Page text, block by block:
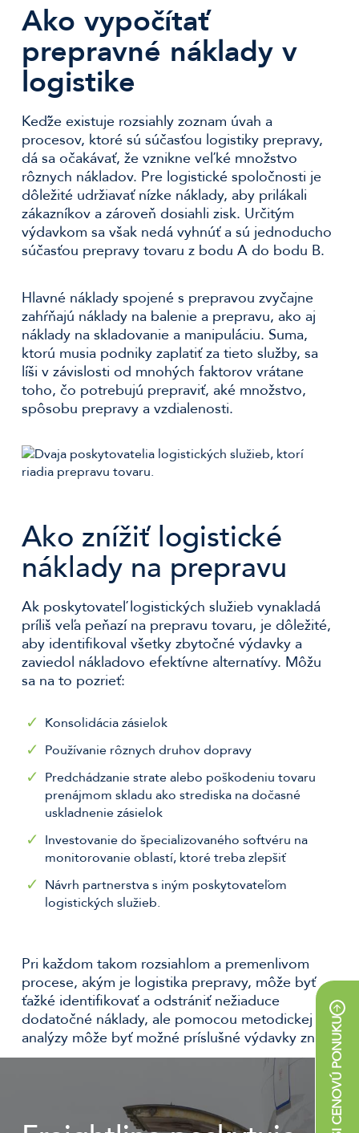
Ako vypočítať
prepravné náklady v
logistike
Keďže existuje rozsiahly zoznam úvah a
procesov, ktoré sú súčasťou logistiky prepravy,
dá sa očakávať, že vznikne veľké množstvo
rôznych nákladov. Pre logistické spoločnosti je
dôležité udržiavať nízke náklady, aby prilákali
zákazníkov a zároveň dosiahli zisk. Určitým
výdavkom sa však nedá vyhnúť a sú jednoducho
súčasťou prepravy tovaru z bodu A do bodu B.
Hlavné náklady spojené s prepravou zvyčajne
zahŕňajú náklady na balenie a prepravu, ako aj
náklady na skladovanie a manipuláciu. Suma,
ktorú musia podniky zaplatiť za tieto služby, sa
líši v závislosti od mnohých faktorov vrátane
toho, čo potrebujú prepraviť, aké množstvo,
spôsobu prepravy a vzdialenosti.
Ako znížiť logistické
náklady na prepravu
Ak poskytovateľ logistických služieb vynakladá
príliš veľa peňazí na prepravu tovaru, je dôležité,
aby identifikoval všetky zbytočné výdavky a
zaviedol nákladovo efektívne alternatívy. Môžu
sa na to pozrieť:
Konsolidácia zásielok
Používanie rôznych druhov dopravy
Predchádzanie strate alebo poškodeniu tovaru
prenájmom skladu ako strediska na dočasné
uskladnenie zásielok
Investovanie do špecializovaného softvéru na
monitorovanie oblastí, ktoré treba zlepšiť
Návrh partnerstva s iným poskytovateľom
logistických služieb.
Pri každom takom rozsiahlom a premenlivom
procese, akým je logistika prepravy, môže byť
ťažké identifikovať a odstrániť nežiaduce
dodatočné náklady, ale pomocou metodickej
analýzy môže byť možné príslušné výdavky znížiť.